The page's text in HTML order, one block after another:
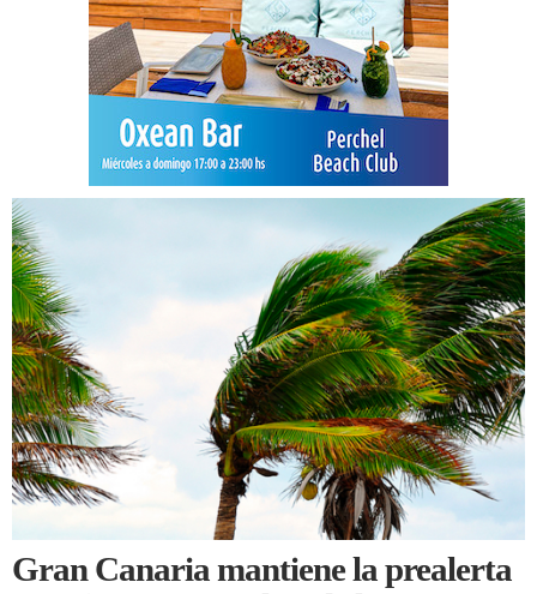
Gran Canaria mantiene la prealerta